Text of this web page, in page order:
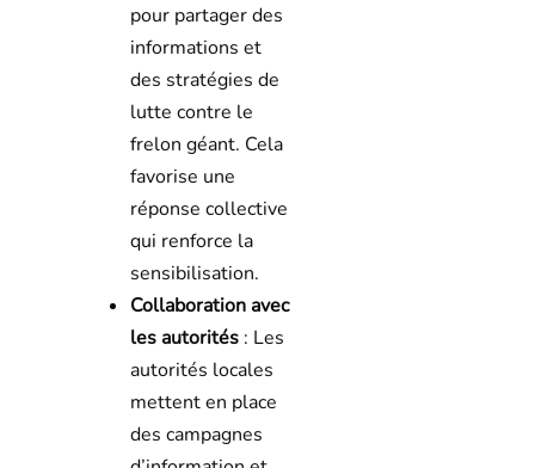
pour partager des
informations et
des stratégies de
lutte contre le
frelon géant. Cela
favorise une
réponse collective
qui renforce la
sensibilisation.
Collaboration avec
les autorités: Les
autorités locales
mettent en place
des campagnes